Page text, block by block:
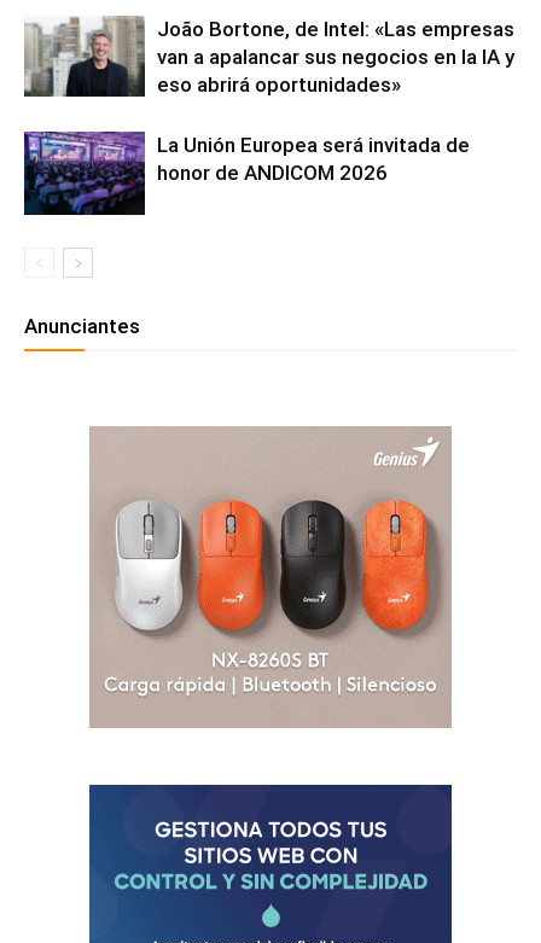
João Bortone, de Intel: «Las empresas
van a apalancar sus negocios en la IA y
eso abrirá oportunidades»
La Unión Europea será invitada de
honor de ANDICOM 2026
Anunciantes